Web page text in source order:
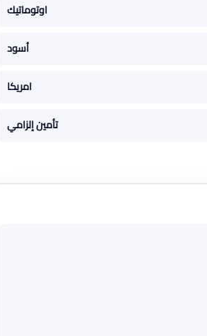
اوتوماتيك
أسود
امريكا
تأمين إلزامي